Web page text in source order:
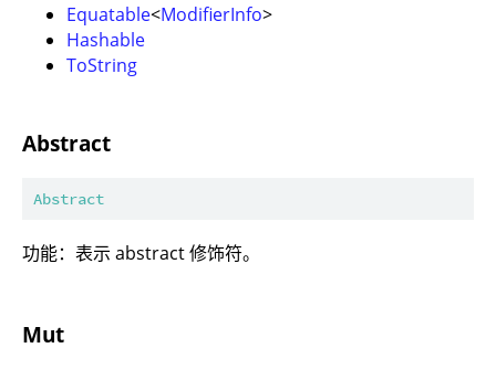
Equatable<ModifierInfo>
Hashable
ToString
Abstract
Abstract
功能：表示 abstract 修饰符。
Mut